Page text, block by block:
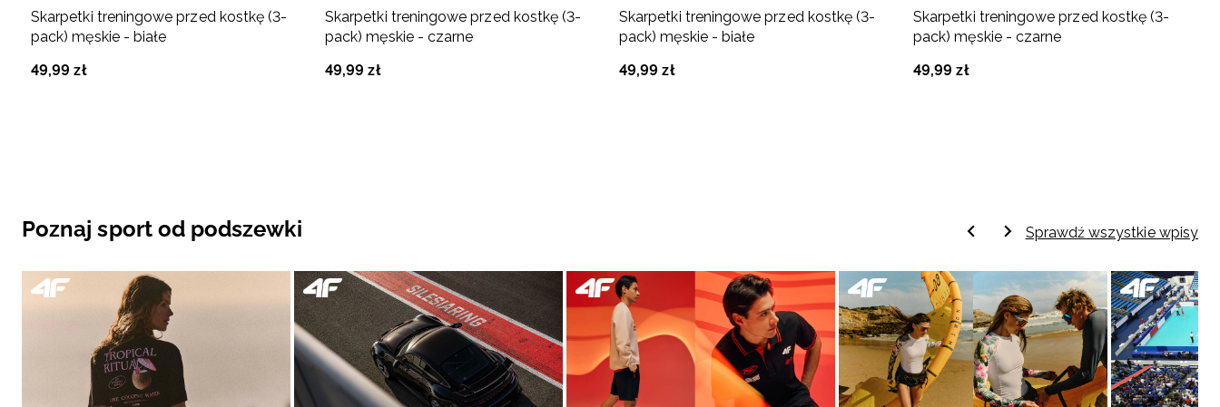
Skarpetki treningowe przed kostkę (3-
pack) męskie - białe
49,99 zł
Skarpetki treningowe przed kostkę (3-
pack) męskie - czarne
49,99 zł
Skarpetki treningowe przed kostkę (3-
pack) męskie - białe
49,99 zł
Skarpetki treningowe przed kostkę (3-
pack) męskie - czarne
49,99 zł
Poznaj sport od podszewki Sprawdź wszystkie wpisy